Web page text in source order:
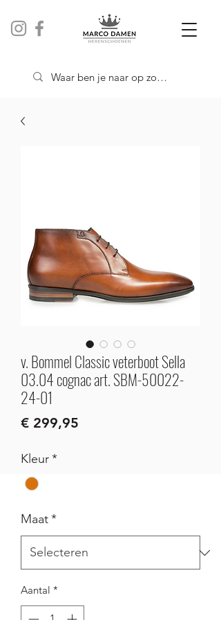
v. Bommel Classic veterboot Sella
03.04 cognac art. SBM-50022-
24-01
€ 299,95
Kleur*
Maat*
Aantal *